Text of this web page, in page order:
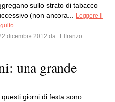
sullo strato di tabacco
(non ancora...
Leggere il
22 dicembre 2012 da
Elfranzo
una grande
questi giorni di festa sono